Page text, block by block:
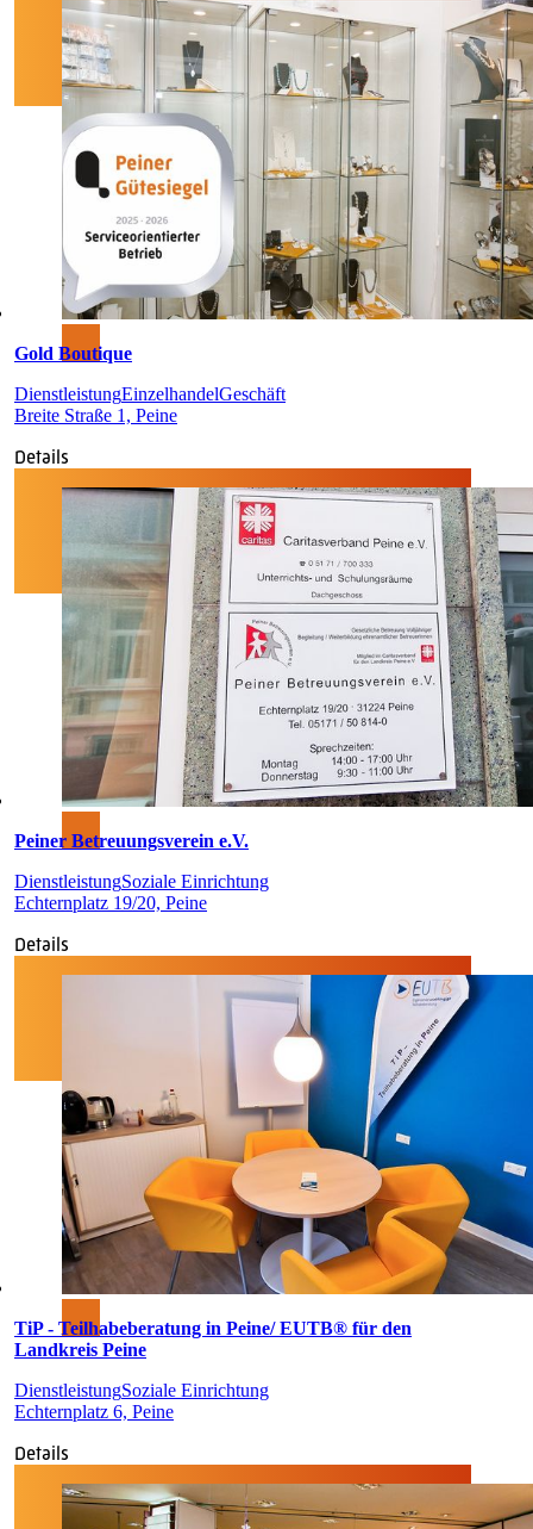
Gold Boutique
DienstleistungEinzelhandelGeschäft
Breite Straße 1, Peine
Details
Peiner Betreuungsverein e.V.
DienstleistungSoziale Einrichtung
Echternplatz 19/20, Peine
Details
TiP - Teilhabeberatung in Peine/ EUTB® für den
Landkreis Peine
DienstleistungSoziale Einrichtung
Echternplatz 6, Peine
Details